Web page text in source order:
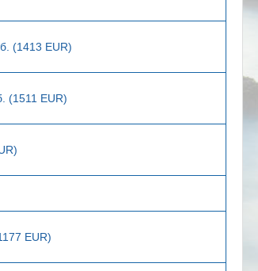
(1413 EUR)
(1511 EUR)
EUR)